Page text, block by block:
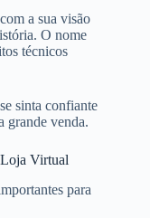
a sua visão
O nome
técnicos
sinta confiante
grande venda.
Virtual
para